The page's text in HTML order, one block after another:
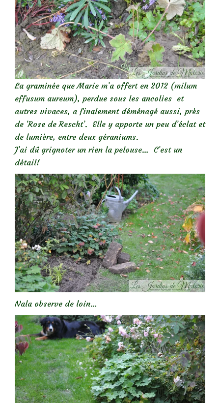
La graminée que Marie m’a offert en 2012 (milum
effusum aureum), perdue sous les ancolies et
autres vivaces, a finalement déménagé aussi, près
de ‘Rose de Rescht’. Elle y apporte un peu d’éclat et
de lumière, entre deux géraniums.
J’ai dû grignoter un rien la pelouse… C’est un
détail!
Nala observe de loin…